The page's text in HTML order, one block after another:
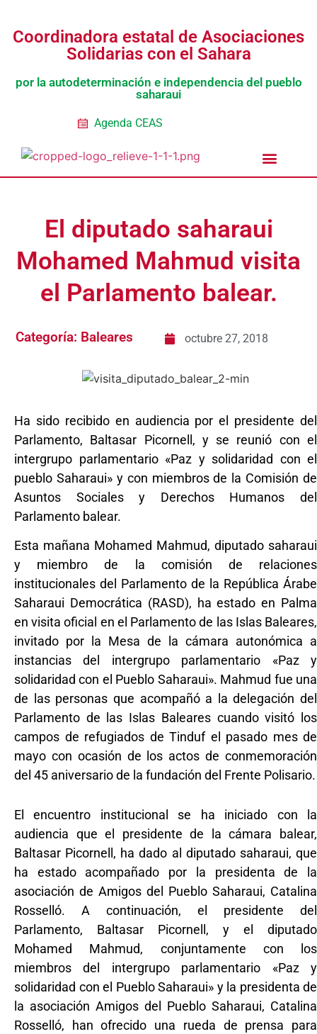
Coordinadora estatal de Asociaciones
Solidarias con el Sahara
por la autodeterminación e independencia del pueblo
saharaui
Agenda CEAS
El diputado saharaui
Mohamed Mahmud visita
el Parlamento balear.
Categoría: Baleares octubre 27, 2018
Ha sido recibido en audiencia por el presidente del
Parlamento, Baltasar Picornell, y se reunió con el
intergrupo parlamentario «Paz y solidaridad con el
pueblo Saharaui» y con miembros de la Comisión de
Asuntos Sociales y Derechos Humanos del
Parlamento balear.
Esta mañana Mohamed Mahmud, diputado saharaui
y miembro de la comisión de relaciones
institucionales del Parlamento de la República Árabe
Saharaui Democrática (RASD), ha estado en Palma
en visita oficial en el Parlamento de las Islas Baleares,
invitado por la Mesa de la cámara autonómica a
instancias del intergrupo parlamentario «Paz y
solidaridad con el Pueblo Saharaui». Mahmud fue una
de las personas que acompañó a la delegación del
Parlamento de las Islas Baleares cuando visitó los
campos de refugiados de Tinduf el pasado mes de
mayo con ocasión de los actos de conmemoración
del 45 aniversario de la fundación del Frente Polisario.
El encuentro institucional se ha iniciado con la
audiencia que el presidente de la cámara balear,
Baltasar Picornell, ha dado al diputado saharaui, que
ha estado acompañado por la presidenta de la
asociación de Amigos del Pueblo Saharaui, Catalina
Rosselló. A continuación, el presidente del
Parlamento, Baltasar Picornell, y el diputado
Mohamed Mahmud, conjuntamente con los
miembros del intergrupo parlamentario «Paz y
solidaridad con el Pueblo Saharaui» y la presidenta de
la asociación Amigos del Pueblo Saharaui, Catalina
Rosselló, han ofrecido una rueda de prensa para